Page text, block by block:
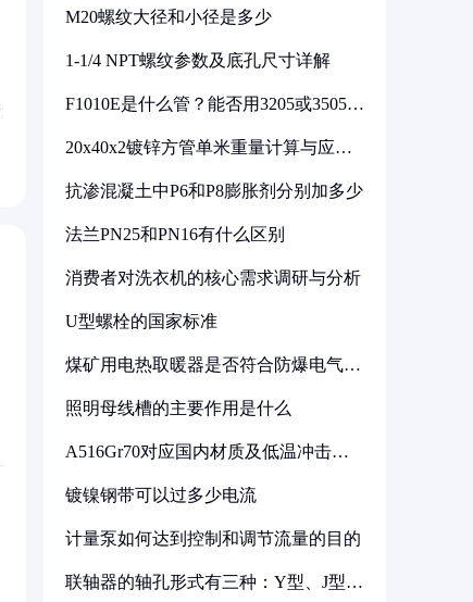
M20螺纹大径和小径是多少
1-1/4 NPT螺纹参数及底孔尺寸详解
F1010E是什么管？能否用3205或3505代
20x40x2镀锌方管单米重量计算与应用
抗渗混凝土中P6和P8膨胀剂分别加多少
法兰PN25和PN16有什么区别
消费者对洗衣机的核心需求调研与分析
U型螺栓的国家标准
煤矿用电热取暖器是否符合防爆电气设
照明母线槽的主要作用是什么
A516Gr70对应国内材质及低温冲击要
镀镍钢带可以过多少电流
计量泵如何达到控制和调节流量的目的
联轴器的轴孔形式有三种：Y型、J型、